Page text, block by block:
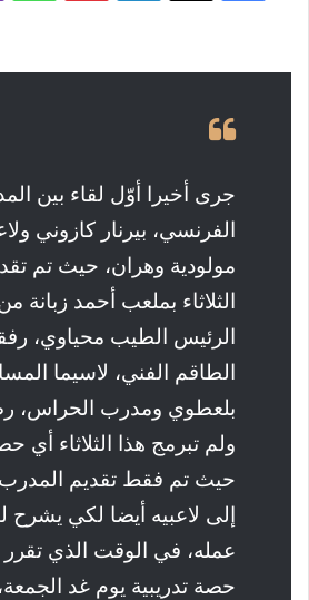
جرى أخيرا أوّل لقاء بين
الفرنسي، بيرنار كازوني
مولودية وهران، حيث تم
الثلاثاء بملعب أحمد
الرئيس الطيب محياوي،
الطاقم الفني، لاسيما
بلعطوي ومدرب الحراس،
ولم تبرمج هذا الثلاثاء أي
حيث تم فقط تقديم
إلى لاعبيه أيضا لكي يشرح
عمله، في الوقت الذي تقرر
حصة تدريبية يوم غد